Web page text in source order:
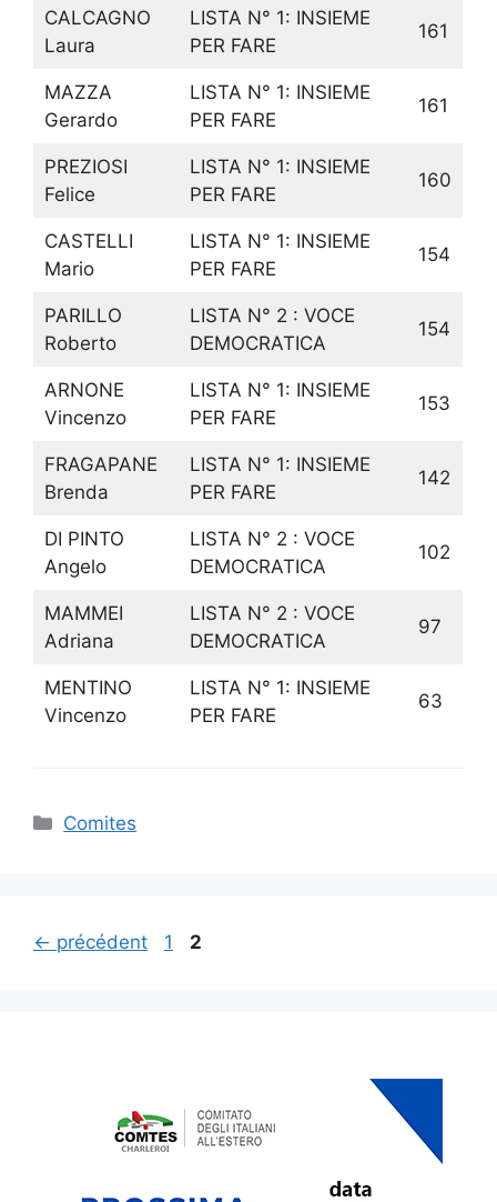
CALCAGNO
Laura
LISTA N° 1: INSIEME
PER FARE
161
MAZZA
Gerardo
LISTA N° 1: INSIEME
PER FARE
161
PREZIOSI
Felice
LISTA N° 1: INSIEME
PER FARE
160
CASTELLI
Mario
LISTA N° 1: INSIEME
PER FARE
154
PARILLO
Roberto
LISTA N° 2 : VOCE
DEMOCRATICA
154
ARNONE
Vincenzo
LISTA N° 1: INSIEME
PER FARE
153
FRAGAPANE
Brenda
LISTA N° 1: INSIEME
PER FARE
142
DI PINTO
Angelo
LISTA N° 2 : VOCE
DEMOCRATICA
102
MAMMEI
Adriana
LISTA N° 2 : VOCE
DEMOCRATICA
97
MENTINO
Vincenzo
LISTA N° 1: INSIEME
PER FARE
63
Catégories
Comites
Navigation
← précédent Page
1 Page
2